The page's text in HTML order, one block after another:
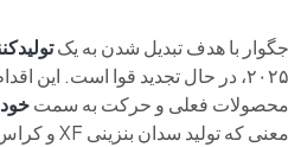
جگوار با هدف تبدیل شدن به یک
۲۰۲۵، در حال تجدید قوا است. این
محصولات فعلی و حرکت به سمت
معنی که تولید سدان بنزینی XF و کراس‌اورهای